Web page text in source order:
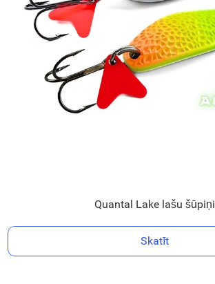
Quantal Lake lašu šūpiņi
Skatīt